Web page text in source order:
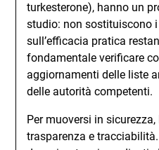
turkesterone), hanno un
studio: non sostituiscono
sull’efficacia pratica
fondamentale verificare
aggiornamenti delle liste
delle autorità competenti.
Per muoversi in
trasparenza e